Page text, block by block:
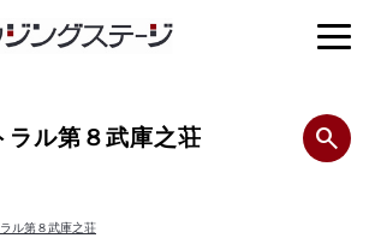
ラル第８武庫之荘
ル第８武庫之荘